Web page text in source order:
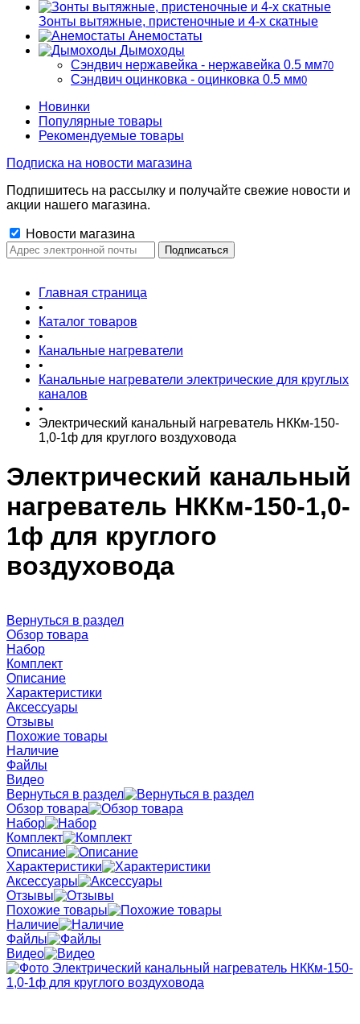
Зонты вытяжные, пристеночные и 4-х скатные
Анемостаты
Дымоходы
Сэндвич нержавейка - нержавейка 0.5 мм70
Сэндвич оцинковка - оцинковка 0.5 мм0
Новинки
Популярные товары
Рекомендуемые товары
Подписка на новости магазина
Подпишитесь на рассылку и получайте свежие новости и
акции нашего магазина.
Новости магазина
Главная страница
•
Каталог товаров
•
Канальные нагреватели
•
Канальные нагреватели электрические для круглых
каналов
•
Электрический канальный нагреватель НККм-150-
1,0-1ф для круглого воздуховода
Электрический канальный
нагреватель НККм-150-1,0-
1ф для круглого
воздуховода
Вернуться в раздел
Обзор товара
Набор
Комплект
Описание
Характеристики
Аксессуары
Отзывы
Похожие товары
Наличие
Файлы
Видео
Вернуться в раздел
Обзор товара
Набор
Комплект
Описание
Характеристики
Аксессуары
Отзывы
Похожие товары
Наличие
Файлы
Видео